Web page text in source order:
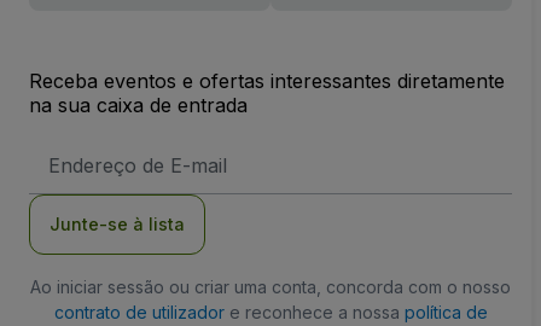
Receba eventos e ofertas interessantes diretamente
na sua caixa de entrada
de
Junte-se à lista
Ao iniciar sessão ou criar uma conta, concorda com o nosso
contrato de utilizadore reconhece a nossa política de